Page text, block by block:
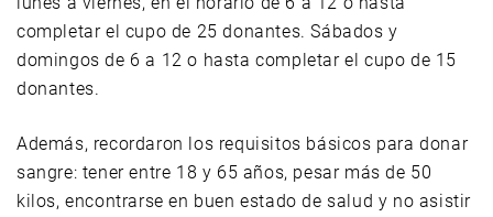
completar el cupo de 25 donantes. Sábados y
domingos de 6 a 12 o hasta completar el cupo de 15
donantes.
Además, recordaron los requisitos básicos para donar
sangre: tener entre 18 y 65 años, pesar más de 50
kilos, encontrarse en buen estado de salud y no asistir